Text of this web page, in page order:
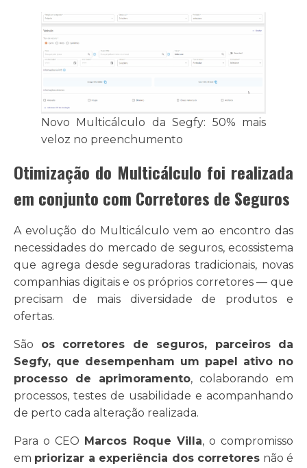
Novo Multicálculo da Segfy: 50% mais
veloz no preenchumento
Otimização do Multicálculo foi realizada
em conjunto com Corretores de Seguros
A evolução do Multicálculo vem ao encontro das
necessidades do mercado de seguros, ecossistema
que agrega desde seguradoras tradicionais, novas
companhias digitais e os próprios corretores — que
precisam de mais diversidade de produtos e
ofertas.
São os corretores de seguros, parceiros da
Segfy, que desempenham um papel ativo no
processo de aprimoramento, colaborando em
processos, testes de usabilidade e acompanhando
de perto cada alteração realizada.
Para o CEO Marcos Roque Villa, o compromisso
em priorizar a experiência dos corretores não é